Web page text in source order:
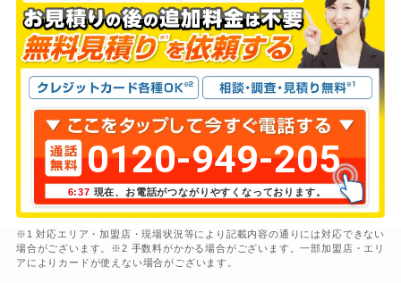
0120-949-205
※1 対応エリア・加盟店・現場状況等により記載内容の通りには対応できない
場合がございます。※2 手数料がかかる場合がございます。一部加盟店・エリ
アによりカードが使えない場合がございます。
6:37 現在、お電話がつながりやすくなっております。